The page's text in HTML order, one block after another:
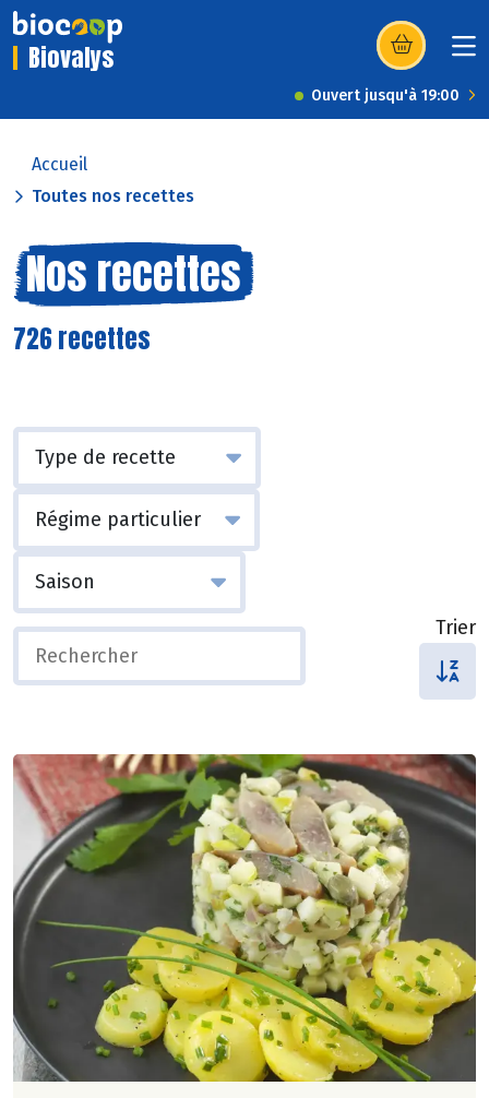
Biovalys (s’ouvre dans
Ouvert jusqu'à 19:00
Accueil
Toutes nos recettes
Nos recettes
726 recettes
Trier